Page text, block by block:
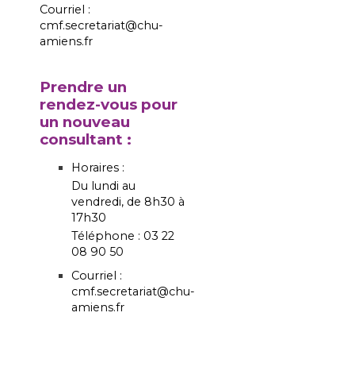
Courriel :
cmf.secretariat@chu-
amiens.fr
Prendre un
rendez-vous pour
un nouveau
consultant :
Horaires :
Du lundi au
vendredi, de 8h30 à
17h30
Téléphone : 03 22
08 90 50
Courriel :
cmf.secretariat@chu-
amiens.fr